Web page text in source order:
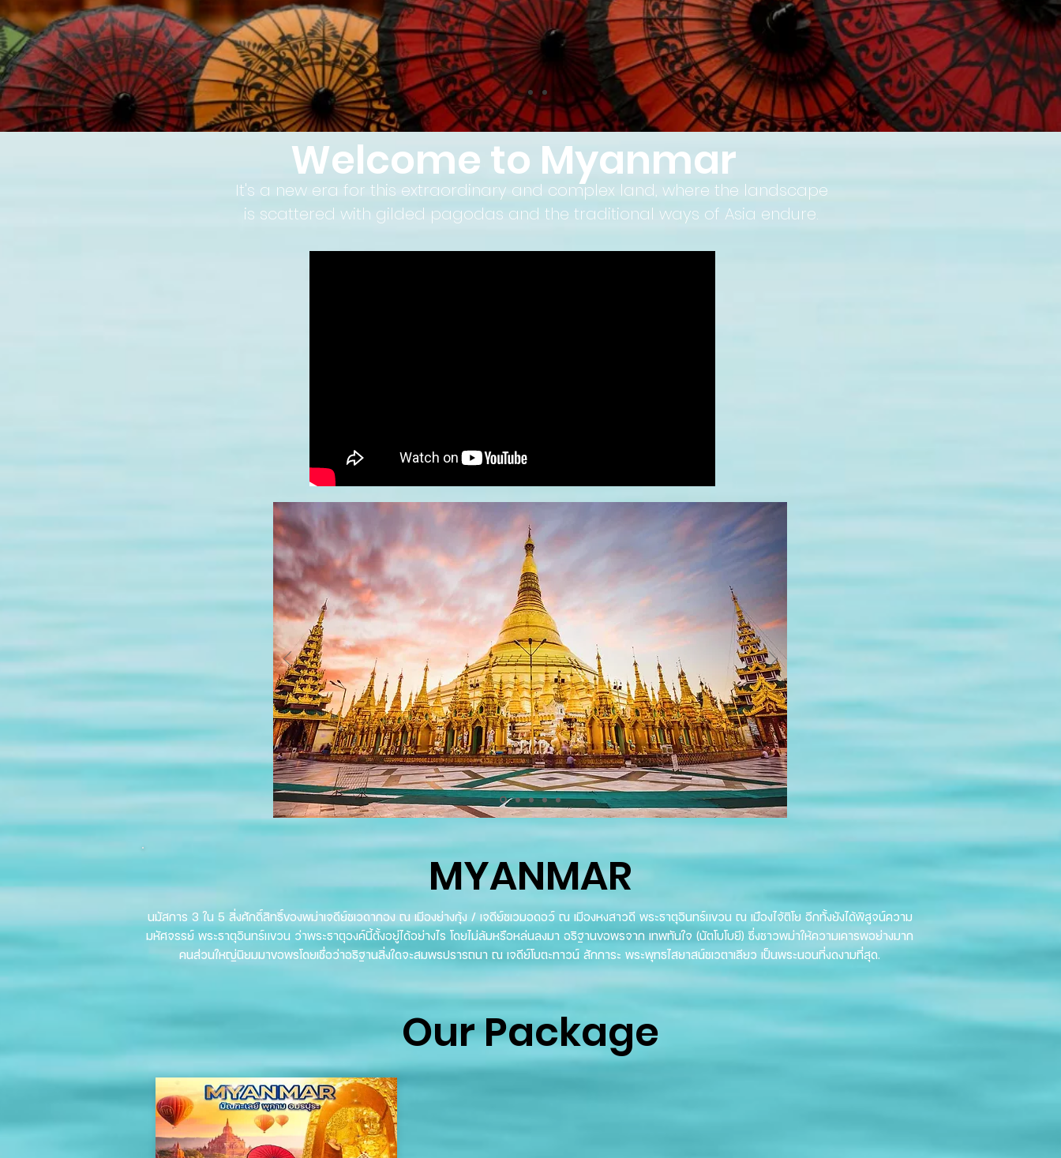
It's a new era for this extraordinary and complex land, where the landscape
is scattered with gilded pagodas and the traditional ways of Asia endure.
Welcome to Myanmar
MYANMAR
นมัสการ 3 ใน 5 สิ่งศักดิ์สิทธิ์ของพม่าเจดีย์ชเวดากอง ณ เมีองย่างกุ้ง / เจดีย์ชเวมอดอว์ ณ เมีองหงสาวดี พระธาตุอินทร์แขวน ณ เมืองไจ้ติโย อีกทั้งยังได้พิสูจน์ความ
มหัศจรรย์ พระธาตุอินทร์แขวน ว่าพระธาตุองค์นี้ตั้งอยู่ได้อย่างไร โดยไม่ล้มหรือหล่นลงมา อธิฐานขอพรจาก เทพทันใจ (นัตโบโบยี) ซึ่งชาวพม่าให้ความเคารพอย่างมาก
คนส่วนใหญ่นิยมมาขอพรโดยเชื่อว่าอธิฐานสิ่งใดจะสมพรปรารถนา ณ เจดีย์โบตะทาวน์ สักการะ พระพุทธไสยาสน์ชเวตาเลียว เป็นพระนอนที่งดงามที่สุด.
Our Package